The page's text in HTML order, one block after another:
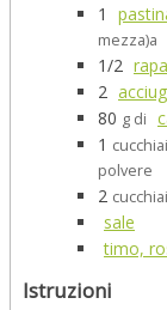
1
mezza)a
1/2
2
80 g di
1
polvere
2
sale
timo,
Istruzioni